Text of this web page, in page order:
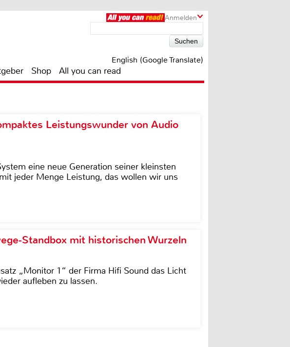
Anmelden
English (Google Translate)
Shop All you can read
Leistungswunder von Audio
eine neue Generation seiner kleinsten
jeder Menge Leistung, das wollen wir uns
Standbox mit historischen Wurzeln
„Monitor 1“ der Firma Hifi Sound das Licht
aufleben zu lassen.